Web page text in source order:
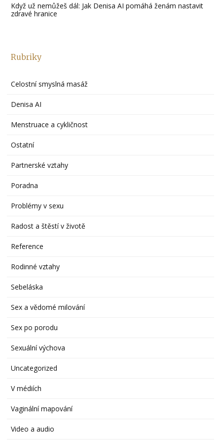
Když už nemůžeš dál: Jak Denisa AI pomáhá ženám nastavit
zdravé hranice
Rubriky
Celostní smyslná masáž
Denisa AI
Menstruace a cykličnost
Ostatní
Partnerské vztahy
Poradna
Problémy v sexu
Radost a štěstí v životě
Reference
Rodinné vztahy
Sebeláska
Sex a vědomé milování
Sex po porodu
Sexuální výchova
Uncategorized
V médiích
Vaginální mapování
Video a audio